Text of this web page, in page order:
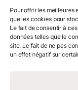
Pour offrir les meilleures
que les cookies pour
Le fait de consentir à
données telles que le
site. Le fait de ne pas
un effet négatif sur